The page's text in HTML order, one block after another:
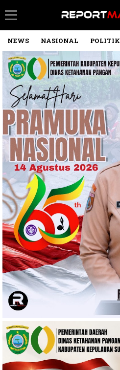
NEWS NASIONAL POLITIK